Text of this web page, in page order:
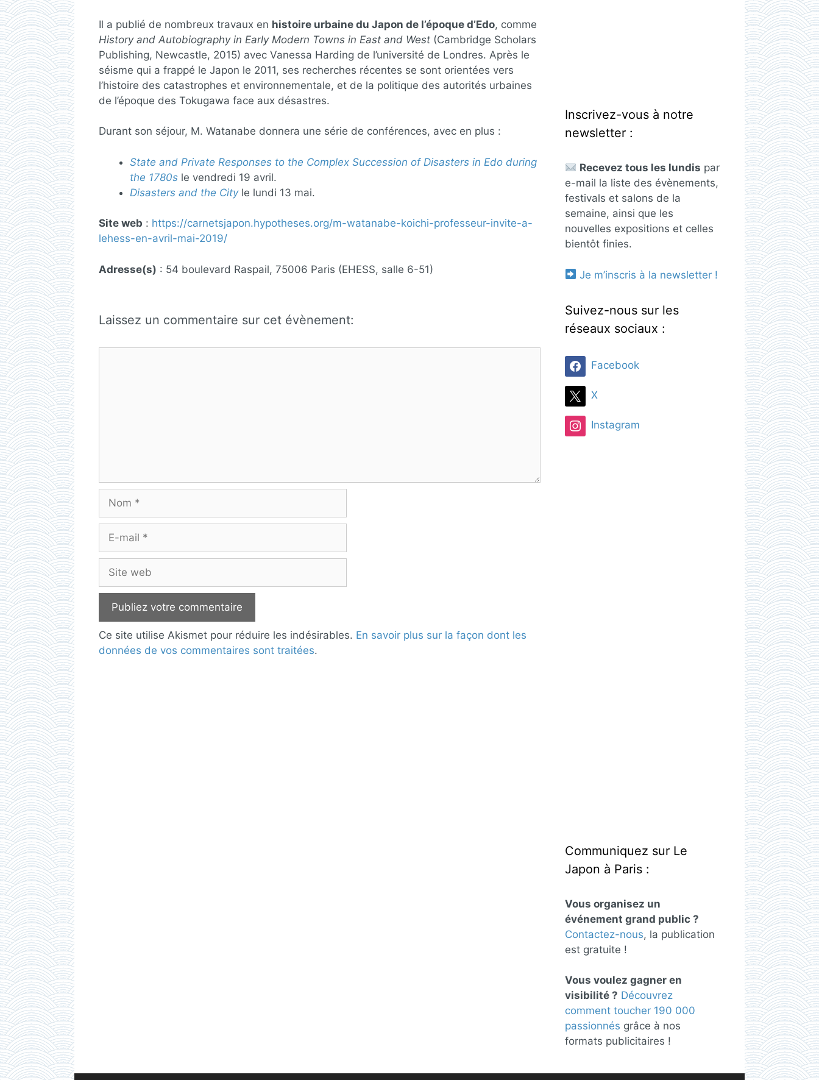
Il a publié de nombreux travaux en histoire urbaine du Japon de l’époque d’Edo, comme
History and Autobiography in Early Modern Towns in East and West (Cambridge Scholars
Publishing, Newcastle, 2015) avec Vanessa Harding de l’université de Londres. Après le
séisme qui a frappé le Japon le 2011, ses recherches récentes se sont orientées vers
l’histoire des catastrophes et environnementale, et de la politique des autorités urbaines
de l’époque des Tokugawa face aux désastres.
Durant son séjour, M. Watanabe donnera une série de conférences, avec en plus :
State and Private Responses to the Complex Succession of Disasters in Edo during
the 1780s le vendredi 19 avril.
Disasters and the City le lundi 13 mai.
Site web : https://carnetsjapon.hypotheses.org/m-watanabe-koichi-professeur-invite-a-
lehess-en-avril-mai-2019/
Adresse(s) : 54 boulevard Raspail, 75006 Paris (EHESS, salle 6-51)
Laissez un commentaire sur cet évènement:
Nom
Site
web
Ce site utilise Akismet pour réduire les indésirables. En savoir plus sur la façon dont les
données de vos commentaires sont traitées.
Inscrivez-vous à notre
newsletter :
Recevez tous les lundis par
e-mail la liste des évènements,
festivals et salons de la
semaine, ainsi que les
nouvelles expositions et celles
bientôt finies.
Je m’inscris à la newsletter !
Suivez-nous sur les
réseaux sociaux :
Facebook
X
Instagram
Communiquez sur Le
Japon à Paris :
Vous organisez un
événement grand public ?
Contactez-nous, la publication
est gratuite !
Vous voulez gagner en
visibilité ? Découvrez
comment toucher 190 000
passionnés grâce à nos
formats publicitaires !